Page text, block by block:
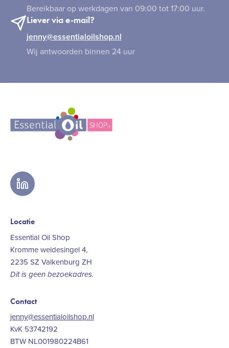
Bereikbaar op werkdagen van 09:00 tot 17:00 uur.
Liever via e-mail?
jenny@essentialoilshop.nl
Wij antwoorden binnen 24 uur
linkedin
Locatie
Essential Oil Shop
Kromme weidesingel 4,
2235 SZ Valkenburg ZH
Dit is geen bezoekadres.
Contact
jenny@essentialoilshop.nl
KvK 53742192
BTW NL001980224B61